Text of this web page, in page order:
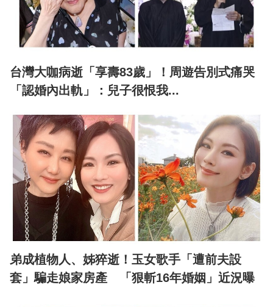
台灣大咖病逝「享壽83歲」！周遊告別式痛哭
「認婚內出軌」：兒子很恨我...
弟成植物人、姊猝逝！玉女歌手「遭前夫設
套」騙走娘家房產 「狠斬16年婚姻」近況曝